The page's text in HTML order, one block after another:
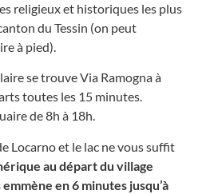
religieux et historiques les plus
du Tessin (on peut
à pied).
se trouve Via Ramogna à
toutes les 15 minutes.
de 8h à 18h.
Locarno et le lac ne vous suffit
au départ du village
en 6 minutes jusqu’à